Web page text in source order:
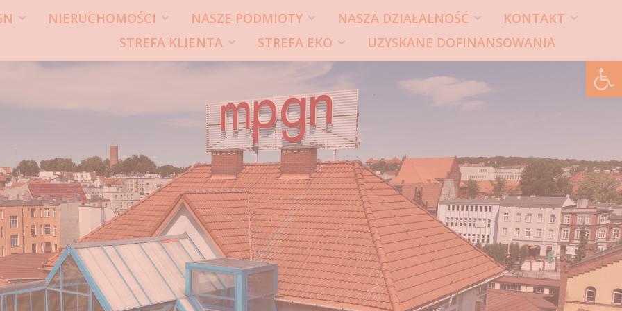
NIERUCHOMOŚCI NASZE PODMIOTY NASZA DZIAŁALNOŚĆ
KONTAKT
STREFA KLIENTA
STREFA EKO UZYSKANE DOFINANSOWANIA